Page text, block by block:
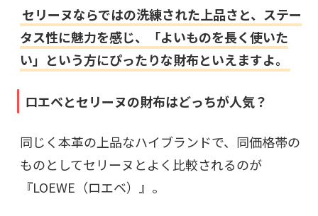
セリーヌならではの洗練された上品さと、ステー
タス性に魅力を感じ、「よいものを長く使いた
い」という方にぴったりな財布といえますよ。
ロエベとセリーヌの財布はどっちが人気？
同じく本革の上品なハイブランドで、同価格帯の
ものとしてセリーヌとよく比較されるのが
『LOEWE（ロエベ）』。